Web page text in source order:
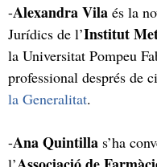
-Alexandra Vila és la
Jurídics de l’Institut
la Universitat Pompeu
professional després de
la Generalitat.
-Ana Quintilla s’ha